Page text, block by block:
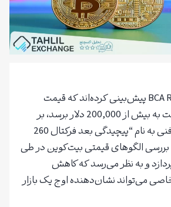
تحلیلگران BCA Research پیش‌بینی کرده‌اند که قیمت
بیت‌کوین ممکن است به بیش از 200,000 دلار برسد، بر
اساس یک شاخص فنی به نام “پیچیدگی بعد فرکتال 260
بررسی الگوهای قیمتی بیت‌کوین در طی
و به نظر می‌رسد که کاهش
می‌تواند نشان‌دهنده اوج یک بازار